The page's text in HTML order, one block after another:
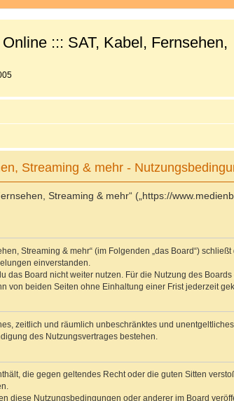
::: SAT, Kabel, Fernsehen,
Streaming & mehr -
Streaming & mehr“ („https://
Streaming & mehr“ (im Folgenden „das Board“)
einverstanden.
Board nicht weiter nutzen. Für die Nutzung des
von beiden Seiten ohne Einhaltung einer Frist jederzeit
zeitlich und räumlich unbeschränktes und
des Nutzungsvertrages bestehen.
die gegen geltendes Recht oder die guten Sitten
diese Nutzungsbedingungen oder anderer im Board